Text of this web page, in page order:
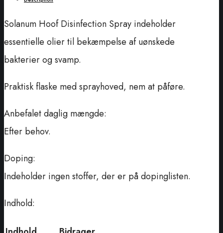
Solanum Hoof Disinfection Spray indeholder
essentielle olier til bekæmpelse af uønskede
bakterier og svamp.
Praktisk flaske med sprayhoved, nem at påføre.
Anbefalet daglig mængde:
Efter behov.
Doping:
Indeholder ingen stoffer, der er på dopinglisten.
Indhold: